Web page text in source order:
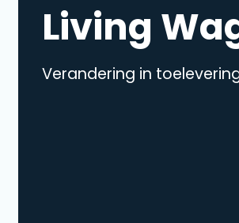
Living
Verandering in